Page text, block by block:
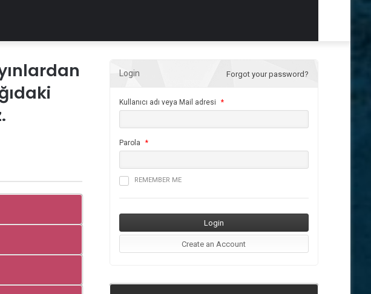
Login Forgot your password?
Kullanıcı adı veya Mail adresi *
Parola *
REMEMBER ME